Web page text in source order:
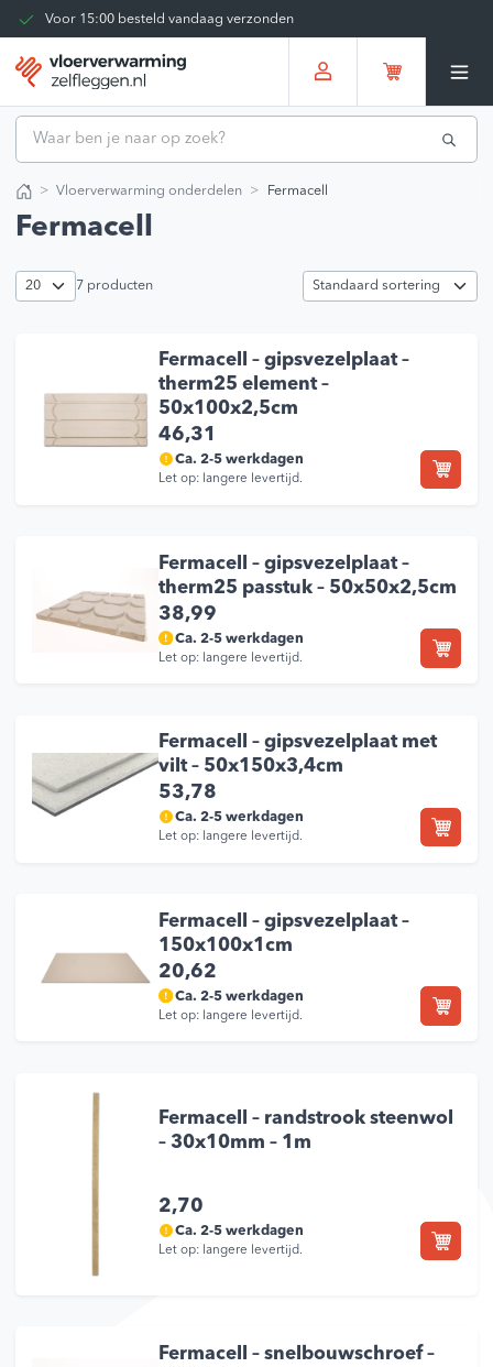
Kies zelf je bezorgmoment
Tot 30 dagen terug te sturen
Gratis verzending vanaf
Vloerverwarming onderdelen Fermacell
Fermacell
7 producten
Fermacell – gipsvezelplaat –
therm25 element –
50x100x2,5cm
46,31
Ca. 2-5 werkdagen
Let op: langere levertijd.
Fermacell – gipsvezelplaat –
therm25 passtuk – 50x50x2,5cm
38,99
Ca. 2-5 werkdagen
Let op: langere levertijd.
Fermacell – gipsvezelplaat met
vilt – 50x150x3,4cm
53,78
Ca. 2-5 werkdagen
Let op: langere levertijd.
Fermacell – gipsvezelplaat –
150x100x1cm
20,62
Ca. 2-5 werkdagen
Let op: langere levertijd.
Fermacell – randstrook steenwol
– 30x10mm – 1m
2,70
Ca. 2-5 werkdagen
Let op: langere levertijd.
Fermacell – snelbouwschroef –